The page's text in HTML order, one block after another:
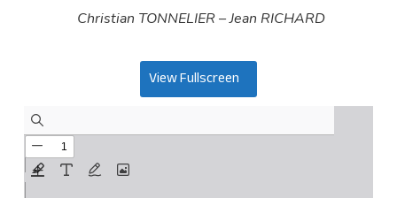
Christian TONNELIER – Jean RICHARD
View Fullscreen